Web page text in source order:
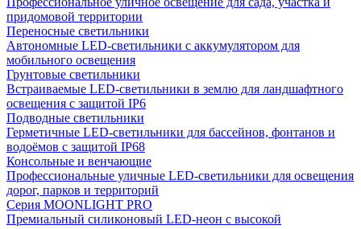
придомовой территории
Переносные светильники
Автономные LED-светильники с аккумулятором для
мобильного освещения
Грунтовые светильники
Встраиваемые LED-светильники в землю для ландшафтного
освещения с защитой IP6
Подводные светильники
Герметичные LED-светильники для бассейнов, фонтанов и
водоёмов с защитой IP68
Консольные и венчающие
Профессиональные уличные LED-светильники для освещения
дорог, парков и территорий
Серия MOONLIGHT PRO
Премиальный силиконовый LED-неон с высокой